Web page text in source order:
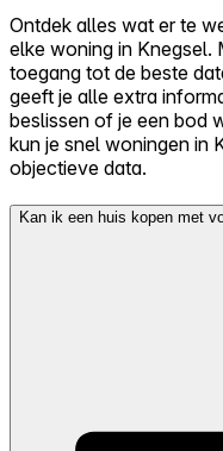
Ontdek alles wat er te
elke woning in Knegsel.
toegang tot de beste
geeft je alle extra
beslissen of je een bod
kun je snel woningen in
objectieve data.
Kan ik een huis kopen met